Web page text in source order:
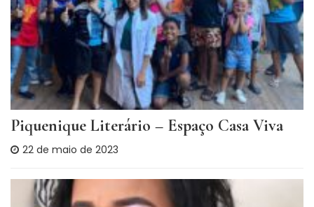
Piquenique Literário – Espaço Casa Viva
22 de maio de 2023